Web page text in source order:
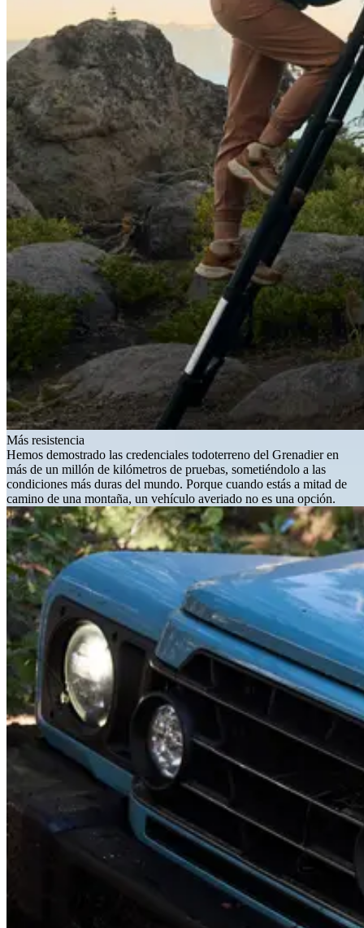
Más resistencia
Hemos demostrado las credenciales todoterreno del Grenadier en
más de un millón de kilómetros de pruebas, sometiéndolo a las
condiciones más duras del mundo. Porque cuando estás a mitad de
camino de una montaña, un vehículo averiado no es una opción.